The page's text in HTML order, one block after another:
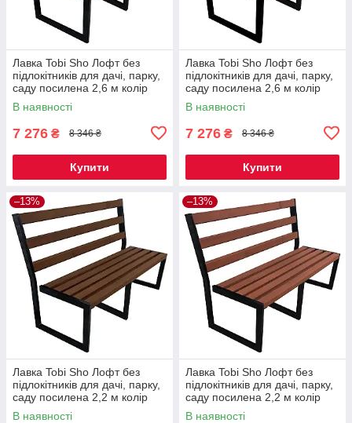
Лавка Tobi Sho Лофт без
підлокітників для дачі, парку,
саду посилена 2,6 м колір
горіх
В наявності
7 276 ₴ 8 346 ₴
Купити
Лавка Tobi Sho Лофт без
підлокітників для дачі, парку,
саду посилена 2,6 м колір
махагоній
В наявності
7 276 ₴ 8 346 ₴
Купити
–13%
Лавка Tobi Sho Лофт без
підлокітників для дачі, парку,
саду посилена 2,2 м колір
горіх
В наявності
–13%
Лавка Tobi Sho Лофт без
підлокітників для дачі, парку,
саду посилена 2,2 м колір
черешня
В наявності